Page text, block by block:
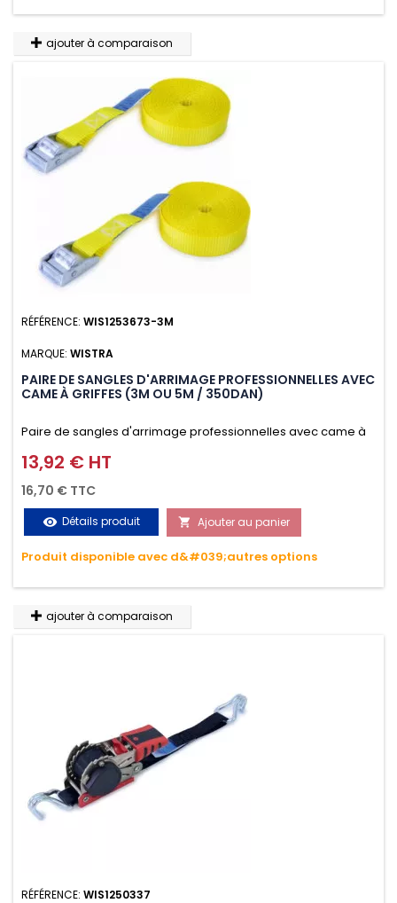
ajouter à comparaison
RÉFÉRENCE: WIS1253673-3M
MARQUE: WISTRA
PAIRE DE SANGLES D'ARRIMAGE PROFESSIONNELLES AVEC
CAME À GRIFFES (3M OU 5M / 350DAN)
Paire de sangles d'arrimage professionnelles avec came à
griffes (3M ou 5M / 350daN), simple et rapide d'utilisation.
Permet d'arrimer et de sécuriser vos chargements pendant
le transport. Matière polyester très résistante aux UV et aux
variations de températures, n'absorbe pas l'eau.
Prix
13,92 € HT
16,70 € TTC
visibility Détails produit  Ajouter au panier
Produit disponible avec d&#039;autres options
ajouter à comparaison
RÉFÉRENCE: WIS1250337